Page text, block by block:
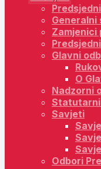
Generalni
Zamjenici
Glavni
O
Nadzorni
Savjeti
Odbori